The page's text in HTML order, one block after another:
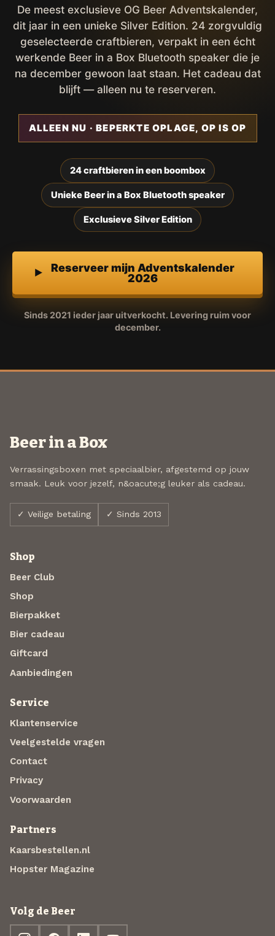
De meest exclusieve OG Beer Adventskalender,
dit jaar in een unieke Silver Edition. 24 zorgvuldig
geselecteerde craftbieren, verpakt in een écht
werkende Beer in a Box Bluetooth speaker die je
na december gewoon laat staan. Het cadeau dat
blijft — alleen nu te reserveren.
ALLEEN NU · BEPERKTE OPLAGE, OP IS OP
24 craftbieren in een boombox
Unieke Beer in a Box Bluetooth speaker
Exclusieve Silver Edition
Reserveer mijn Adventskalender
2026
Sinds 2021 ieder jaar uitverkocht. Levering ruim voor
december.
Beer in a Box
Verrassingsboxen met speciaalbier, afgestemd op jouw
smaak. Leuk voor jezelf, n&oacute;g leuker als cadeau.
✓ Veilige betaling ✓ Sinds 2013
Shop
Beer Club
Shop
Bierpakket
Bier cadeau
Giftcard
Aanbiedingen
Service
Klantenservice
Veelgestelde vragen
Contact
Privacy
Voorwaarden
Partners
Kaarsbestellen.nl
Hopster Magazine
Volg de Beer